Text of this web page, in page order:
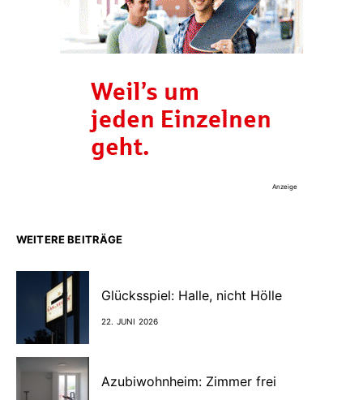
Anzeige
WEITERE BEITRÄGE
Glücksspiel: Halle, nicht Hölle
22. JUNI 2026
Azubiwohnheim: Zimmer frei